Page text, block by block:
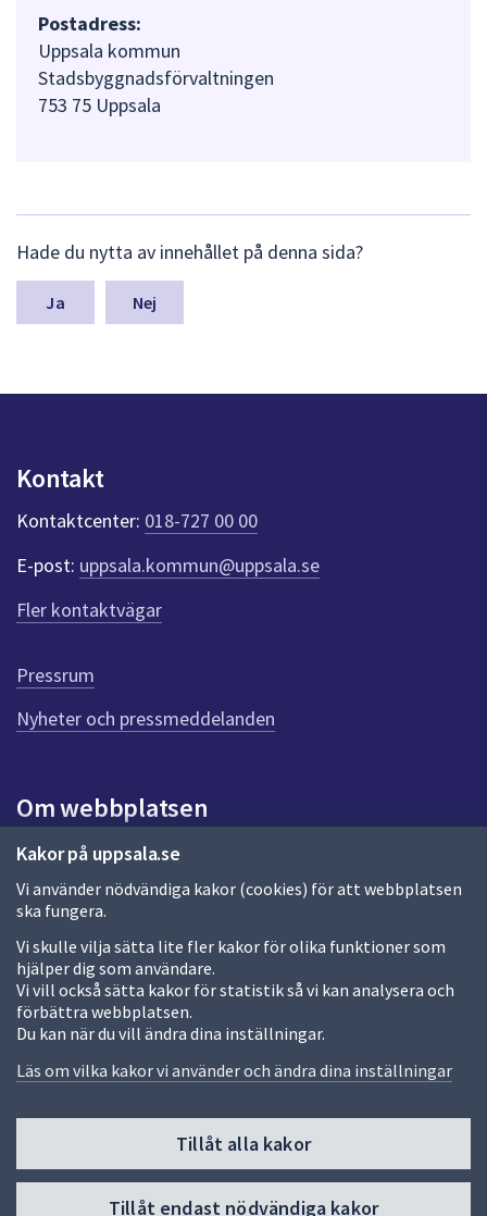
Kakor på uppsala.se
Vi använder nödvändiga kakor (cookies) för att webbplatsen
ska fungera.
Vi skulle vilja sätta lite fler kakor för olika funktioner som
hjälper dig som användare.
Vi vill också sätta kakor för statistik så vi kan analysera och
förbättra webbplatsen.
Du kan när du vill ändra dina inställningar.
Läs om vilka kakor vi använder och ändra dina inställningar
Tillåt alla kakor
Tillåt endast nödvändiga kakor
Postadress:
Uppsala kommun
Stadsbyggnadsförvaltningen
753 75 Uppsala
ä
m
a
n
k
e
r
f
ö
r
e
n
n
a
d
a
Hade du nytta av innehållet på denna sida?
Nej
Kontakt
Kontaktcenter: 018-727 00 00
E-post: uppsala.kommun@uppsala.se
Fler kontaktvägar
Pressrum
Nyheter och pressmeddelanden
Om webbplatsen
Om webbplatsen
Allmänna handlingar och diarium
Behandling av personuppgifter
Kakor
Språk (other languages)
Tillgänglighetsredogörelse
Fler sätt att följa oss